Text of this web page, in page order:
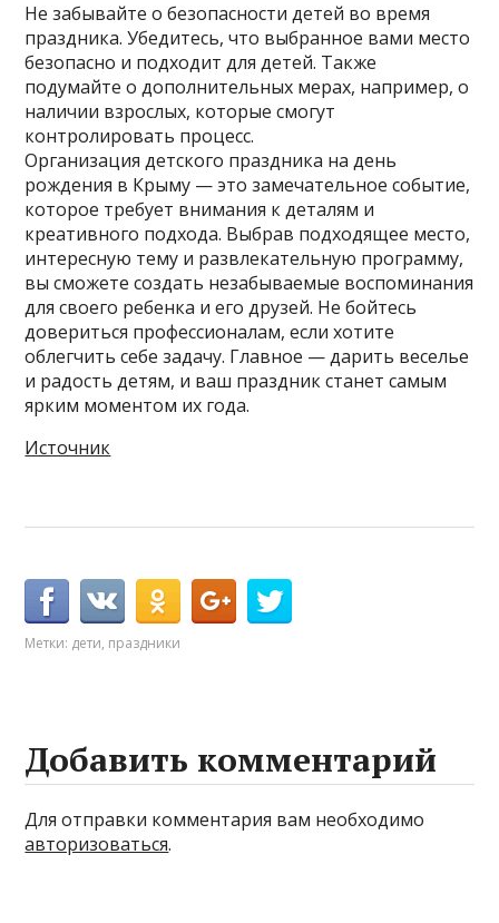
Не забывайте о безопасности детей во время
праздника. Убедитесь, что выбранное вами место
безопасно и подходит для детей. Также
подумайте о дополнительных мерах, например, о
наличии взрослых, которые смогут
контролировать процесс.
Организация детского праздника на день
рождения в Крыму — это замечательное событие,
которое требует внимания к деталям и
креативного подхода. Выбрав подходящее место,
интересную тему и развлекательную программу,
вы сможете создать незабываемые воспоминания
для своего ребенка и его друзей. Не бойтесь
довериться профессионалам, если хотите
облегчить себе задачу. Главное — дарить веселье
и радость детям, и ваш праздник станет самым
ярким моментом их года.
Источник
Метки: дети, праздники
Добавить комментарий
Для отправки комментария вам необходимо
авторизоваться.